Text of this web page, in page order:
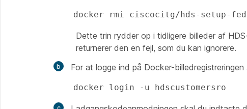
docker rmi ciscocitg/hds-setup-
Dette trin rydder op i tidligere billeder af
returnerer den en fejl, som du kan ignorere.
For at logge ind på Docker-
docker login -u hdscustomersro